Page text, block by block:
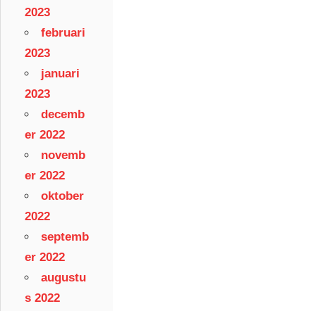
2023
februari
2023
januari
2023
decemb
er 2022
novemb
er 2022
oktober
2022
septemb
er 2022
augustu
s 2022